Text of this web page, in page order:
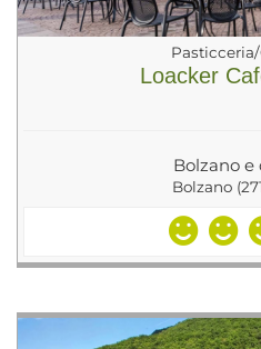
Loacker
Bolzano
Bolzano